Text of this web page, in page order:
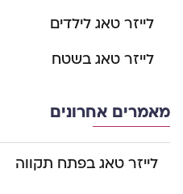
לייזר טאג לילדים
לייזר טאג בשטח
מאמרים אחרונים
לייזר טאג בפתח תקווה